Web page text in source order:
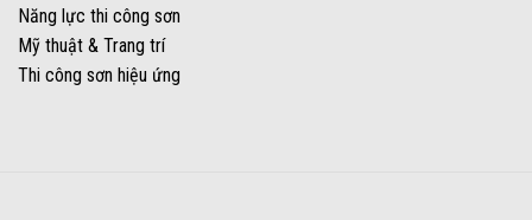
Năng lực thi công sơn
Mỹ thuật & Trang trí
Thi công sơn hiệu ứng